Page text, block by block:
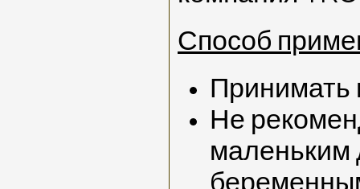
Способ
Принимать
Не
маленьким